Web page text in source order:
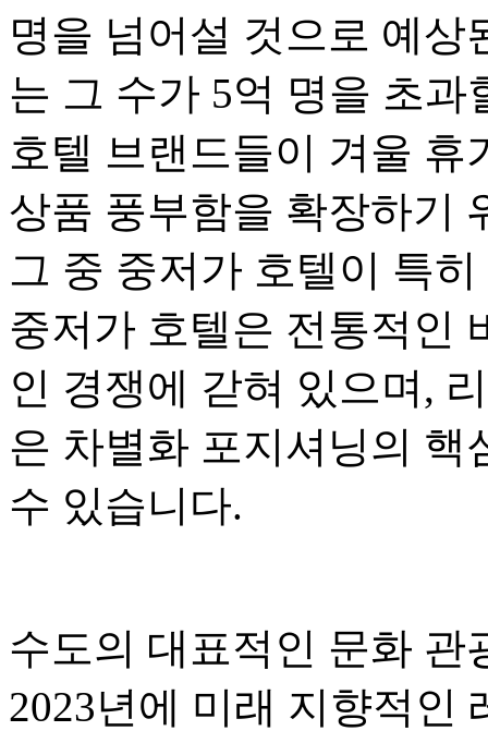
명을 넘어설 것으로 예상
는 그 수가 5억 명을 초
호텔 브랜드들이 겨울
상품 풍부함을 확장하기
그 중 중저가 호텔이 특
중저가 호텔은 전통적인
인 경쟁에 갇혀 있으며,
은 차별화 포지셔닝의 핵
수 있습니다.
수도의 대표적인 문화 관
2023년에 미래 지향적인